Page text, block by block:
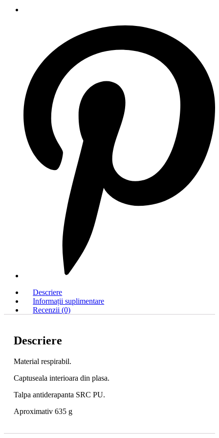
Descriere
Informații suplimentare
Recenzii (0)
Descriere
Material respirabil.
Captuseala interioara din plasa.
Talpa antiderapanta SRC PU.
Aproximativ 635 g